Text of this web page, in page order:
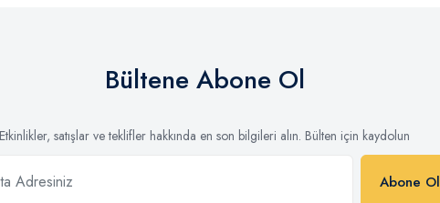
Bültene Abone Ol
Etkinlikler, satışlar ve teklifler hakkında en son bilgileri alın. Bülten için kaydolun
Abone Ol